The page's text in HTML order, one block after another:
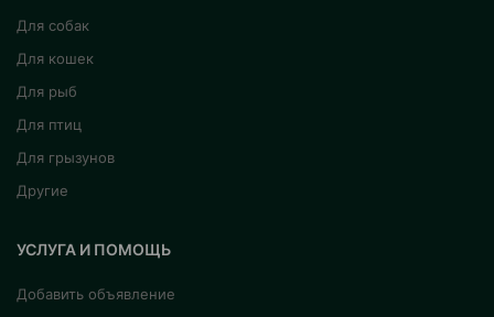
Для собак
Для кошек
Для рыб
Для птиц
Для грызунов
Другие
УСЛУГА И ПОМОЩЬ
Добавить объявление